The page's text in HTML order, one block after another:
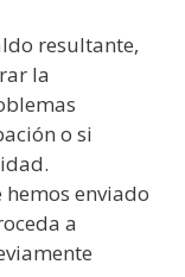
resultante,
la
o si
enviado
a